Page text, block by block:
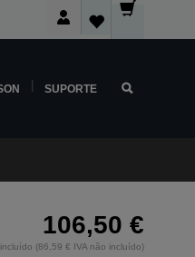
SUPORTE
106,50 €
incluído (86,59 € IVA não incluído)